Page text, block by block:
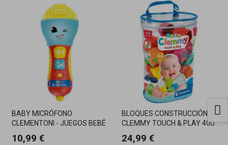
BABY MICRÓFONO
CLEMENTONI - JUEGOS BEBÉ
10,99 €
BLOQUES CONSTRUCCIÓN
CLEMMY TOUCH & PLAY 40U
24,99 €